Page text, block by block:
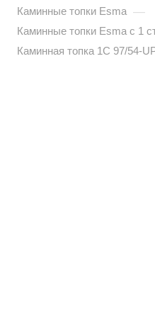
Каминные топки Esma —
Каминные топки Esma с 1
Каминная топка 1C 97/54-